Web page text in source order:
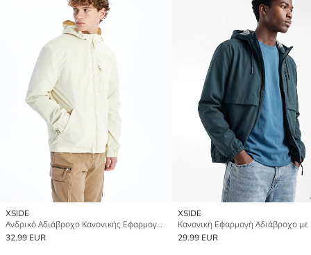
XSIDE
Ανδρικό Αδιάβροχο Κανονικής Εφαρμογής Με Κουκούλα
32.99 EUR
XSIDE
29.99 EUR